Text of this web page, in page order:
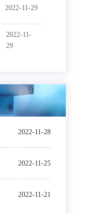
2022-11-29
2022-11-
29
2022-11-28
2022-11-25
2022-11-21